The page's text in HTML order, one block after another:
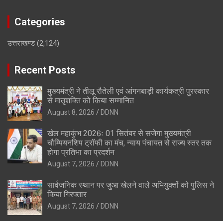
Categories
उत्तराखण्ड(2,124)
Recent Posts
मुख्यमंत्री ने तीलू रौतेली एवं आंगनबाड़ी कार्यकत्री पुरस्कार
से मातृशक्ति को किया सम्मानित
August 8, 2026 DDNN
खेल महाकुंभ 2026ः 01 सितंबर से सजेगा मुख्यमंत्री
चौम्पियनशिप ट्रॉफी का मंच, न्याय पंचायत से राज्य स्तर तक
होगा प्रतिभा का प्रदर्शन
August 7, 2026 DDNN
सार्वजनिक स्थान पर जुआ खेलने वाले अभियुक्तों को पुलिस ने
किया गिरफ्तार
August 7, 2026 DDNN